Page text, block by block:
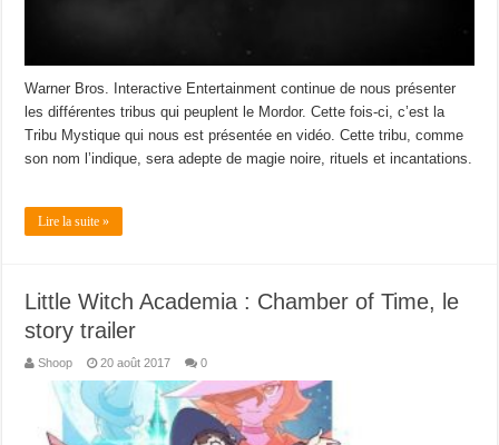
Warner Bros. Interactive Entertainment continue de nous présenter
les différentes tribus qui peuplent le Mordor. Cette fois-ci, c’est la
Tribu Mystique qui nous est présentée en vidéo. Cette tribu, comme
son nom l’indique, sera adepte de magie noire, rituels et incantations.
Lire la suite »
Little Witch Academia : Chamber of Time, le
story trailer
Shoop 20 août 2017 0